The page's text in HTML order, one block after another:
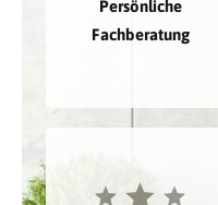
Persönliche
Fachberatung